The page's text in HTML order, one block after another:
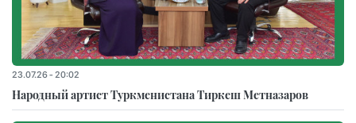
23.07.26 - 20:02
Народный артист Туркменистана Тиркеш Мeтназаров